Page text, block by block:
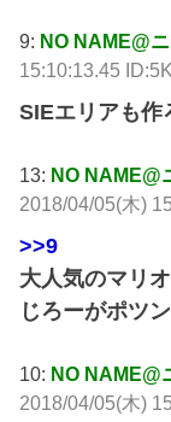
9: NO NAME@
15:10:13.45
SIEエリアも作
13: NO NAME@
2018/04/05(木)
>>9
大人気のマリ
じろーがポツ
10: NO NAME@
2018/04/05(木)